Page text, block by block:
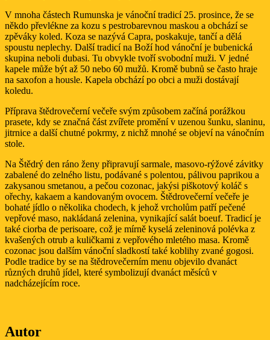
V mnoha částech Rumunska je vánoční tradicí 25. prosince, že se
někdo převlékne za kozu s pestrobarevnou maskou a obchází se
zpěváky koled. Koza se nazývá Capra, poskakuje, tančí a dělá
spoustu neplechy. Další tradicí na Boží hod vánoční je bubenická
skupina neboli dubasi. Tu obvykle tvoří svobodní muži. V jedné
kapele může být až 50 nebo 60 mužů. Kromě bubnů se často hraje
na saxofon a housle. Kapela obchází po obci a muži dostávají
koledu.
Příprava štědrovečerní večeře svým způsobem začíná porážkou
prasete, kdy se značná část zvířete promění v uzenou šunku, slaninu,
jitrnice a další chutné pokrmy, z nichž mnohé se objeví na vánočním
stole.
Na Štědrý den ráno ženy připravují sarmale, masovo-rýžové závitky
zabalené do zelného listu, podávané s polentou, pálivou paprikou a
zakysanou smetanou, a pečou cozonac, jakýsi piškotový koláč s
ořechy, kakaem a kandovaným ovocem. Štědrovečerní večeře je
bohaté jídlo o několika chodech, k jehož vrcholům patří pečené
vepřové maso, nakládaná zelenina, vynikající salát boeuf. Tradicí je
také ciorba de perisoare, což je mírně kyselá zeleninová polévka z
kvašených otrub a kuličkami z vepřového mletého masa. Kromě
cozonac jsou dalším vánoční sladkostí také koblihy zvané gogosi.
Podle tradice by se na štědrovečerním menu objevilo dvanáct
různých druhů jídel, které symbolizují dvanáct měsíců v
nadcházejícím roce.
Autor